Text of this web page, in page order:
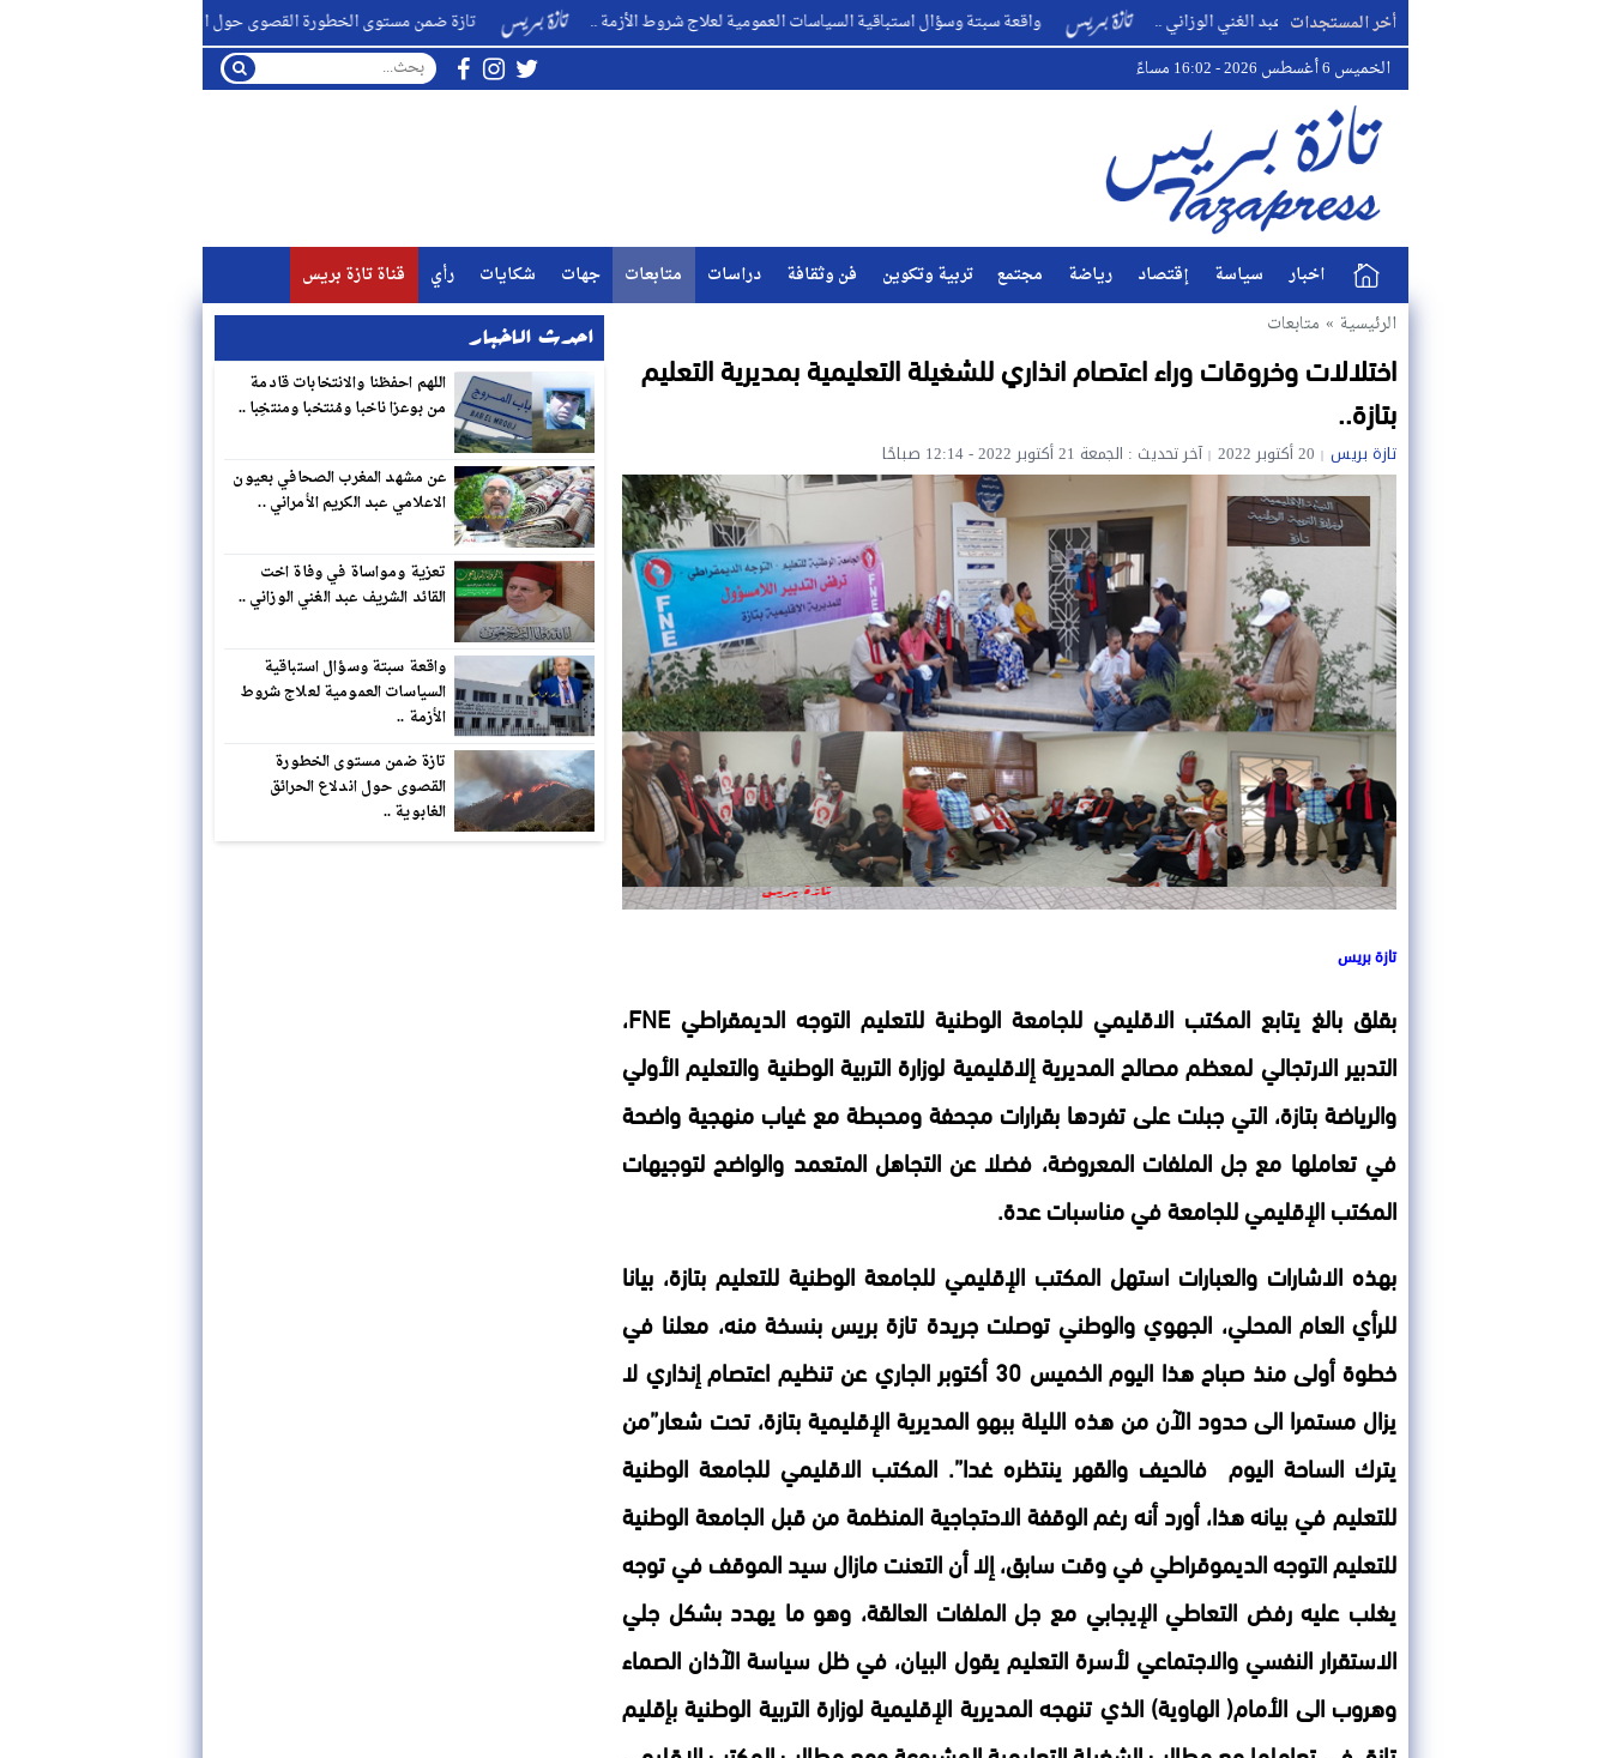
أخر المستجدات
في وفاة اخت القائد الشريف عبد الغني الوزاني .. واقعة سبتة وسؤال استباقية السياسات العمومية لعلاج شروط الأزمة .. تازة ضمن مستوى الخطورة القصوى حول اندلاع الحرائق الغابوية ..
الخميس 6 أغسطس 2026 - 16:02 مساءً
اخبار سياسة إقتصاد رياضة مجتمع تربية وتكوين فن وثقافة دراسات متابعات جهات شكايات رأي
قناة تازة بريس
الرئيسية » متابعات
اختلالات وخروقات وراء اعتصام انذاري للشغيلة التعليمية بمديرية التعليم
بتازة..
تازة بريس 20 أكتوبر 2022 آخر تحديث : الجمعة 21 أكتوبر 2022 - 12:14 صباحًا
تازة بريس
بقلق بالغ يتابع المكتب الاقليمي للجامعة الوطنية للتعليم التوجه الديمقراطي FNE،
التدبير الارتجالي لمعظم مصالح المديرية إلاقليمية لوزارة التربية الوطنية والتعليم الأولي
والرياضة بتازة، التي جبلت على تفردها بقرارات مجحفة ومحبطة مع غياب منهجية واضحة
في تعاملها مع جل الملفات المعروضة، فضلا عن التجاهل المتعمد والواضح لتوجيهات
المكتب الإقليمي للجامعة في مناسبات عدة.
بهذه الاشارات والعبارات استهل المكتب الإقليمي للجامعة الوطنية للتعليم بتازة، بيانا
للرأي العام المحلي، الجهوي والوطني توصلت جريدة تازة بريس بنسخة منه، معلنا في
خطوة أولى منذ صباح هذا اليوم الخميس 30 أكتوبر الجاري عن تنظيم اعتصام إنذاري لا
يزال مستمرا الى حدود الآن من هذه الليلة ببهو المديرية الإقليمية بتازة، تحت شعار”من
يترك الساحة اليوم فالحيف والقهر ينتظره غدا”. المكتب الاقليمي للجامعة الوطنية
للتعليم في بيانه هذا، أورد أنه رغم الوقفة الاحتجاجية المنظمة من قبل الجامعة الوطنية
للتعليم التوجه الديموقراطي في وقت سابق، إلا أن التعنت مازال سيد الموقف في توجه
يغلب عليه رفض التعاطي الإيجابي مع جل الملفات العالقة، وهو ما يهدد بشكل جلي
الاستقرار النفسي والاجتماعي لأسرة التعليم يقول البيان، في ظل سياسة الآذان الصماء
وهروب الى الأمام( الهاوية) الذي تنهجه المديرية الإقليمية لوزارة التربية الوطنية بإقليم
احدث الاخبار
اللهم احفظنا والانتخابات قادمة
من بوعزا ناخبا ومُنتخبا ومنتخِبا ..
عن مشهد المغرب الصحافي بعيون
الاعلامي عبد الكريم الأمراني ..
تعزية ومواساة في وفاة اخت
القائد الشريف عبد الغني الوزاني ..
واقعة سبتة وسؤال استباقية
السياسات العمومية لعلاج شروط
الأزمة ..
تازة ضمن مستوى الخطورة
القصوى حول اندلاع الحرائق
الغابوية ..